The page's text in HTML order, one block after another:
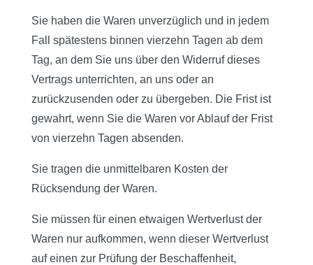
Sie haben die Waren unverzüglich und in jedem
Fall spätestens binnen vierzehn Tagen ab dem
Tag, an dem Sie uns über den Widerruf dieses
Vertrags unterrichten, an uns oder an
zurückzusenden oder zu übergeben. Die Frist ist
gewahrt, wenn Sie die Waren vor Ablauf der Frist
von vierzehn Tagen absenden.
Sie tragen die unmittelbaren Kosten der
Rücksendung der Waren.
Sie müssen für einen etwaigen Wertverlust der
Waren nur aufkommen, wenn dieser Wertverlust
auf einen zur Prüfung der Beschaffenheit,